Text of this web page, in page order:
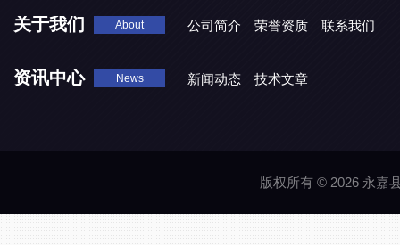
关于我们 About 公司简介 荣誉资质 联系我们
资讯中心 News 新闻动态 技术文章
版权所有 © 2026 永嘉